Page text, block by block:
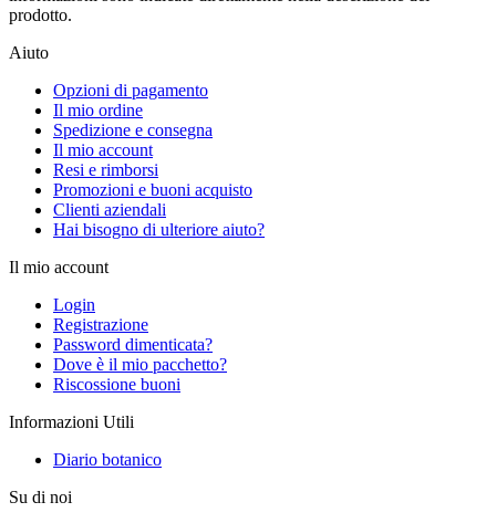
prodotto.
Aiuto
Opzioni di pagamento
Il mio ordine
Spedizione e consegna
Il mio account
Resi e rimborsi
Promozioni e buoni acquisto
Clienti aziendali
Hai bisogno di ulteriore aiuto?
Il mio account
Login
Registrazione
Password dimenticata?
Dove è il mio pacchetto?
Riscossione buoni
Informazioni Utili
Diario botanico
Su di noi